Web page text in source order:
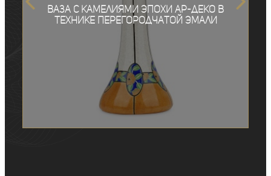
Ваза с камелиями эпохи ар-деко в
технике перегородчатой эмали